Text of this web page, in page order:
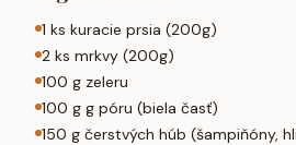
1 ks kuracie prsia (200g)
2 ks mrkvy (200g)
100 g zeleru
100 g g póru (biela časť)
150 g čerstvých húb (šampiňóny,